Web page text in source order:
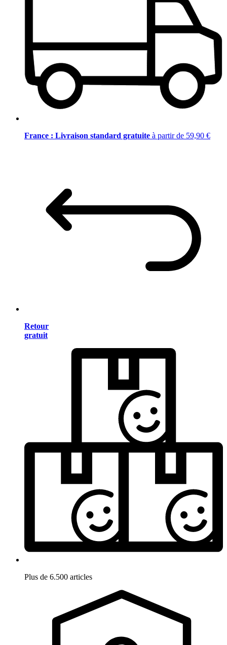
France : Livraison standard gratuite à partir de 59,90 €
Retour
gratuit
Plus de 6.500 articles